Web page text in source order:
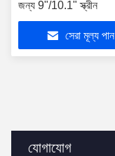
যোগাযোগ
জন্য 9"/10.1" স্ক্রীন
সেরা মূল্য পান